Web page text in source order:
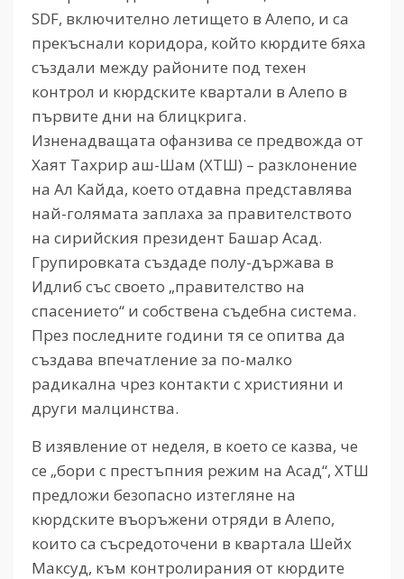
SDF, включително летището в Алепо, и са
прекъснали коридора, който кюрдите бяха
създали между районите под техен
контрол и кюрдските квартали в Алепо в
първите дни на блицкрига.
Изненадващата офанзива се предвожда от
Хаят Тахрир аш-Шам (ХТШ) – разклонение
на Ал Кайда, което отдавна представлява
най-голямата заплаха за правителството
на сирийския президент Башар Асад.
Групировката създаде полу-държава в
Идлиб със своето „правителство на
спасението“ и собствена съдебна система.
През последните години тя се опитва да
създава впечатление за по-малко
радикална чрез контакти с християни и
други малцинства.
В изявление от неделя, в което се казва, че
се „бори с престъпния режим на Асад“, ХТШ
предложи безопасно изтегляне на
кюрдските въоръжени отряди в Алепо,
които са съсредоточени в квартала Шейх
Максуд, към контролирания от кюрдите